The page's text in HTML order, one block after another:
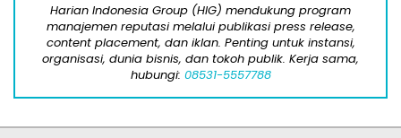
Harian Indonesia Group (HIG) mendukung program
manajemen reputasi melalui publikasi press release,
content placement, dan iklan. Penting untuk instansi,
organisasi, dunia bisnis, dan tokoh publik. Kerja sama,
hubungi: 08531-5557788